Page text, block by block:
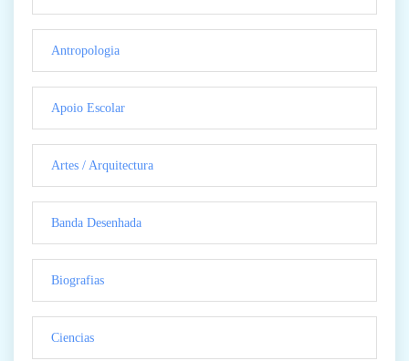
Antropologia
Apoio Escolar
Artes / Arquitectura
Banda Desenhada
Biografias
Ciencias